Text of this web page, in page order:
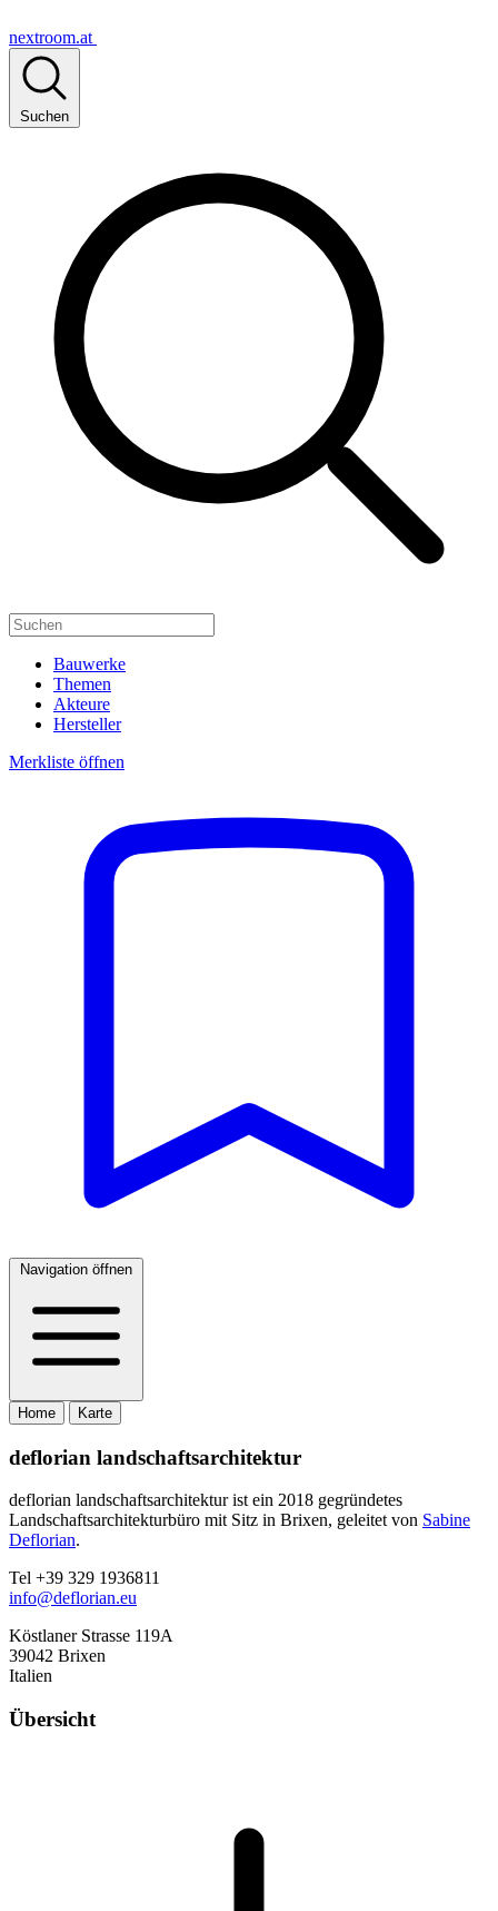
nextroom.at
Suchen
Bauwerke
Themen
Akteure
Hersteller
Merkliste öffnen
Navigation öffnen
Home Karte
deflorian landschaftsarchitektur
deflorian landschaftsarchitektur ist ein 2018 gegründetes
Landschaftsarchitekturbüro mit Sitz in Brixen, geleitet von Sabine
Deflorian.
Tel +39 329 1936811
info@deflorian.eu
Köstlaner Strasse 119A
39042 Brixen
Italien
Übersicht